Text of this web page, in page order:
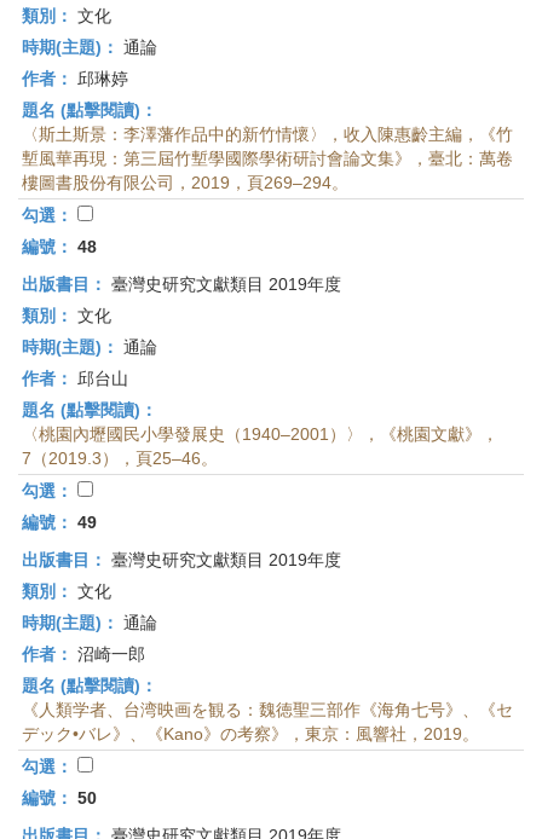
類別： 文化
時期(主題)： 通論
作者：
邱琳婷
題名 (點擊閱讀)：
〈斯土斯景：李澤藩作品中的新竹情懷〉，收入陳惠齡主編，《竹
塹風華再現：第三屆竹塹學國際學術研討會論文集》，臺北：萬卷
樓圖書股份有限公司，2019，頁269–294。
勾選：
編號： 48
出版書目： 臺灣史研究文獻類目 2019年度
類別： 文化
時期(主題)： 通論
作者：
邱台山
題名 (點擊閱讀)：
〈桃園內壢國民小學發展史（1940–2001）〉，《桃園文獻》，
7（2019.3），頁25–46。
勾選：
編號： 49
出版書目： 臺灣史研究文獻類目 2019年度
類別： 文化
時期(主題)： 通論
作者： 沼崎一郎
題名 (點擊閱讀)：
《人類学者、台湾映画を観る：魏徳聖三部作《海角七号》、《セ
デック•バレ》、《Kano》の考察》，東京：風響社，2019。
勾選：
編號： 50